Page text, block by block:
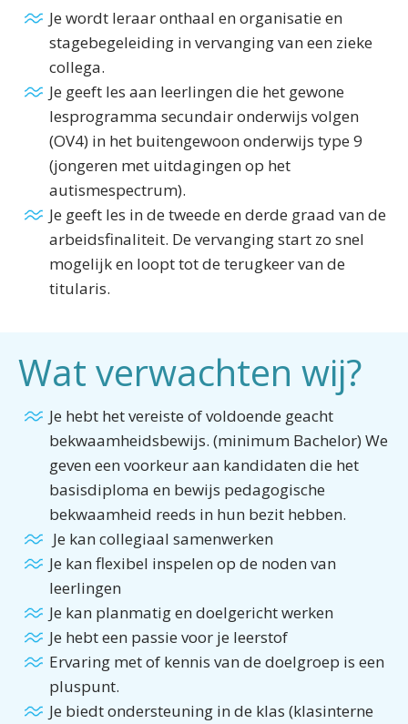
Je wordt leraar onthaal en organisatie en
stagebegeleiding in vervanging van een zieke
collega.
Je geeft les aan leerlingen die het gewone
lesprogramma secundair onderwijs volgen
(OV4) in het buitengewoon onderwijs type 9
(jongeren met uitdagingen op het
autismespectrum).
Je geeft les in de tweede en derde graad van de
arbeidsfinaliteit. De vervanging start zo snel
mogelijk en loopt tot de terugkeer van de
titularis.
Wat verwachten wij?
Je hebt het vereiste of voldoende geacht
bekwaamheidsbewijs. (minimum Bachelor) We
geven een voorkeur aan kandidaten die het
basisdiploma en bewijs pedagogische
bekwaamheid reeds in hun bezit hebben.
Je kan collegiaal samenwerken
Je kan flexibel inspelen op de noden van
leerlingen
Je kan planmatig en doelgericht werken
Je hebt een passie voor je leerstof
Ervaring met of kennis van de doelgroep is een
pluspunt.
Je biedt ondersteuning in de klas (klasinterne